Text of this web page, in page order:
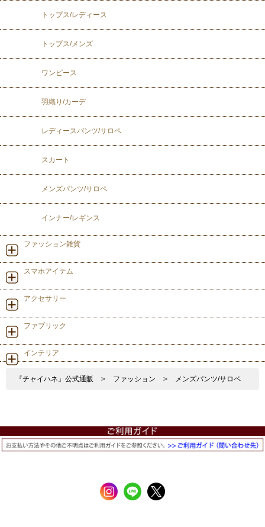
トップス/レディース
トップス/メンズ
ワンピース
羽織り/カーデ
レディースパンツ/サロペ
スカート
メンズパンツ/サロペ
インナー/レギンス
ファッション雑貨
スマホアイテム
アクセサリー
ファブリック
インテリア
『チャイハネ』公式通販 > ファッション > メンズパンツ/サロペ